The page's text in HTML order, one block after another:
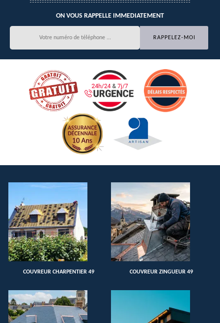
ON VOUS RAPPELLE IMMEDIATEMENT
COUVREUR CHARPENTIER 49 COUVREUR ZINGUEUR 49